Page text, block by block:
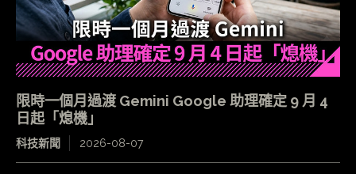
限時一個月過渡 Gemini Google 助理確定 9 月 4
日起「熄機」
科技新聞 2026-08-07